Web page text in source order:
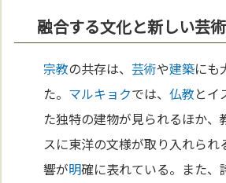
融合する文化と新しい芸術
宗教の共存は、芸術や建築にも
た。 マルキョクでは、仏教とイ
た独特の建物が見られるほか、
スに東洋の文様が取り入れられ
響が明確に表れている。また、